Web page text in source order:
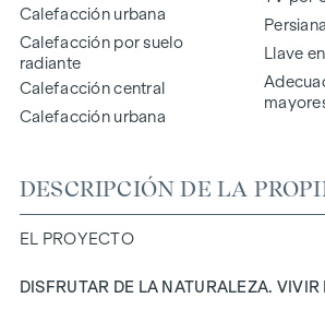
Calefacción urbana
Calefacción por suelo
radiante
Calefacción central
Calefacción urbana
Llave
DESCRIPCIÓN DE LA
EL PROYECTO
DISFRUTAR DE LA NATURALEZA. VIVIR